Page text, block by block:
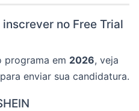
no Free Trial
programa em 2026, veja
enviar sua candidatura.